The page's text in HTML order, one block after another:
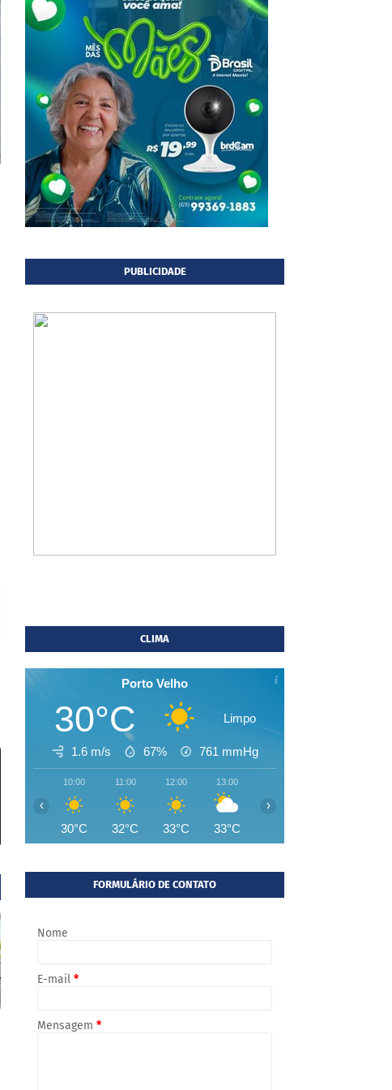
PUBLICIDADE
CLIMA
Porto Velho
30°C Limpo
1.6 m/s 67% 761 mmHg
10:00
30°C
11:00
32°C
12:00
33°C
13:00
33°C
‹ ›
FORMULÁRIO DE CONTATO
Nome
E-mail *
Mensagem *